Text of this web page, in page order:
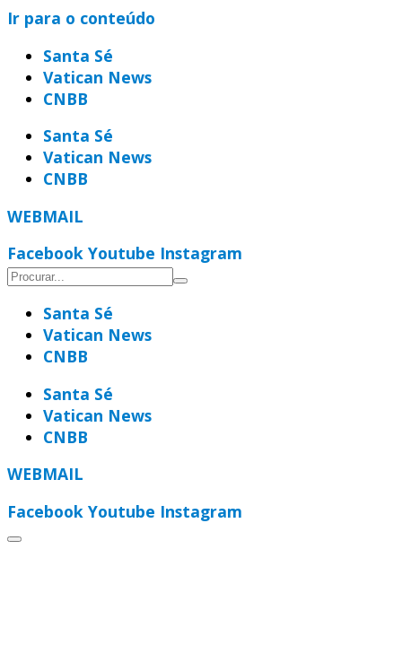
Ir para o conteúdo
Santa Sé
Vatican News
CNBB
Santa Sé
Vatican News
CNBB
WEBMAIL
Facebook Youtube Instagram
Santa Sé
Vatican News
CNBB
Santa Sé
Vatican News
CNBB
WEBMAIL
Facebook Youtube Instagram